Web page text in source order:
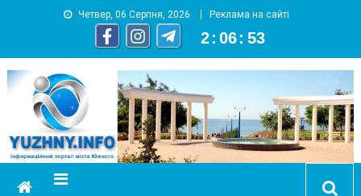
Четвер, 06 Серпня, 2026 Реклама на сайті
2 : 06 : 54
YUZHNY.INFO
информационный портал города Южный